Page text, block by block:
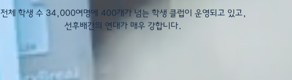
전체 학생 수 34,000여명에 400개가 넘는 학생 클럽이 운영되고 있고,
선후배간의 연대가 매우 강합니다.